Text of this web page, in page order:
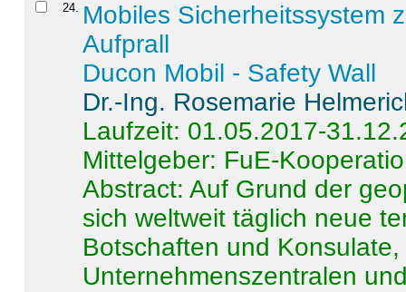
24. Mobiles Sicherheitssystem
Aufprall
Ducon Mobil - Safety Wall
Dr.-Ing. Rosemarie
Laufzeit: 01.05.2017-
Mittelgeber: FuE-
Abstract:Auf Grund der
sich weltweit täglich neue
Botschaften und
Unternehmenszentralen